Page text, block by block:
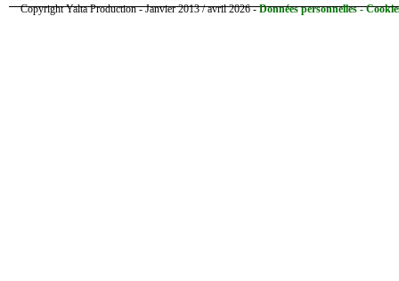
Copyright Yalta Production - Janvier 2013 / avril 2026 -Données personnelles -